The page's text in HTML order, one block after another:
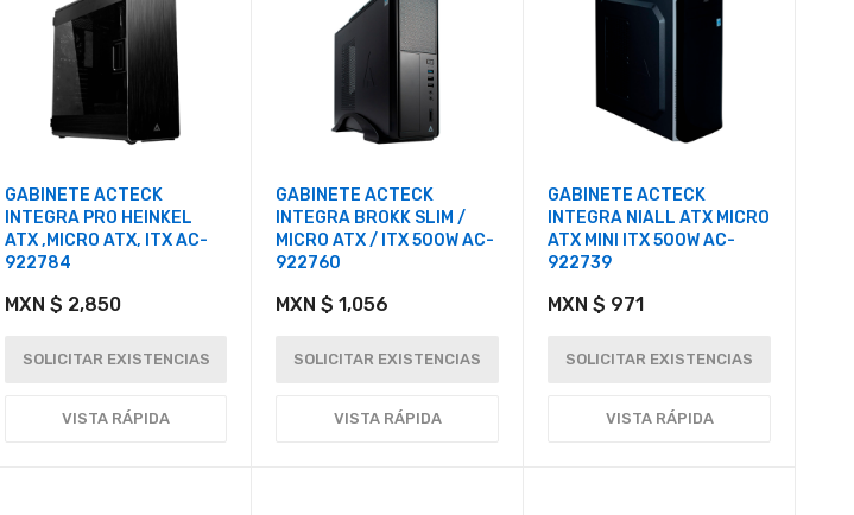
GABINETE ACTECK
INTEGRA PRO HEINKEL
ATX ,MICRO ATX, ITX AC-
922784
MXN $ 2,850
SOLICITAR EXISTENCIAS
VISTA RÁPIDA
GABINETE ACTECK
INTEGRA BROKK SLIM /
MICRO ATX / ITX 500W AC-
922760
MXN $ 1,056
SOLICITAR EXISTENCIAS
VISTA RÁPIDA
GABINETE ACTECK
INTEGRA NIALL ATX MICRO
ATX MINI ITX 500W AC-
922739
MXN $ 971
SOLICITAR EXISTENCIAS
VISTA RÁPIDA